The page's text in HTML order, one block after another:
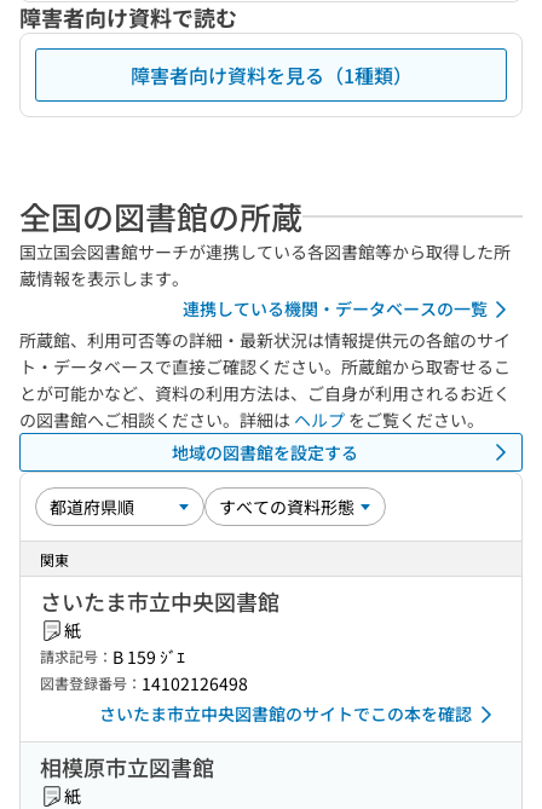
障害者向け資料で読む
障害者向け資料を見る（1種類）
全国の図書館の所蔵
国立国会図書館サーチが連携している各図書館等から取得した所
蔵情報を表示します。
連携している機関・データベースの一覧
所蔵館、利用可否等の詳細・最新状況は情報提供元の各館のサイ
ト・データベースで直接ご確認ください。所蔵館から取寄せるこ
とが可能かなど、資料の利用方法は、ご自身が利用されるお近く
の図書館へご相談ください。詳細は ヘルプ をご覧ください。
地域の図書館を設定する
関東
さいたま市立中央図書館
紙
請求記号： B 159 ｼﾞｴ
図書登録番号： 14102126498
さいたま市立中央図書館のサイトでこの本を確認
相模原市立図書館
紙